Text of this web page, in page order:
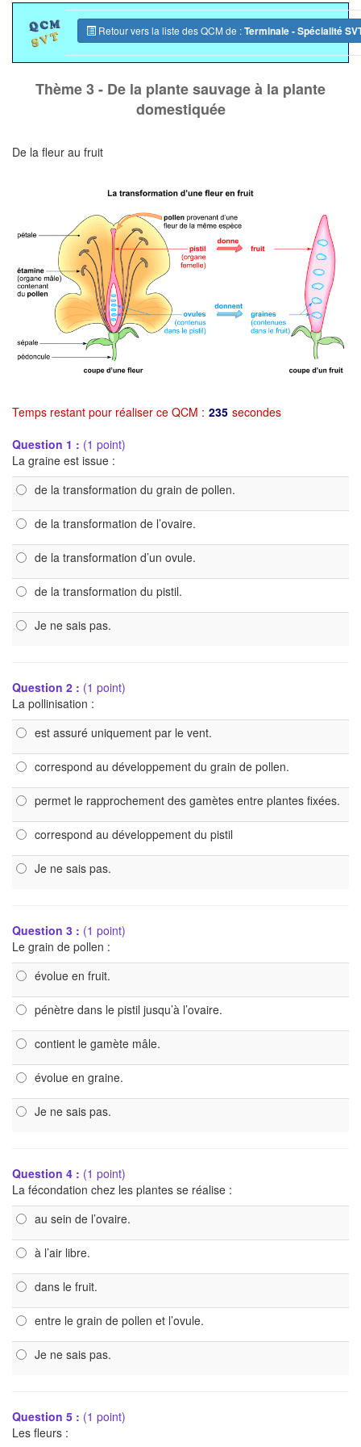
Retour vers la liste des QCM de :Terminale - Spécialité
Thème 3 - De la plante sauvage à la plante
domestiquée
De la fleur au fruit
Temps restant pour réaliser ce QCM : 234 secondes
Question 1 : (1 point)
La graine est issue :
de la transformation du grain de pollen.
de la transformation de l’ovaire.
de la transformation d’un ovule.
de la transformation du pistil.
Je ne sais pas.
Question 2 : (1 point)
La pollinisation :
est assuré uniquement par le vent.
correspond au développement du grain de pollen.
permet le rapprochement des gamètes entre plantes fixées.
correspond au développement du pistil
Je ne sais pas.
Question 3 : (1 point)
Le grain de pollen :
évolue en fruit.
pénètre dans le pistil jusqu’à l’ovaire.
contient le gamète mâle.
évolue en graine.
Je ne sais pas.
Question 4 : (1 point)
La fécondation chez les plantes se réalise :
au sein de l’ovaire.
à l’air libre.
dans le fruit.
entre le grain de pollen et l’ovule.
Je ne sais pas.
Question 5 : (1 point)
Les fleurs :